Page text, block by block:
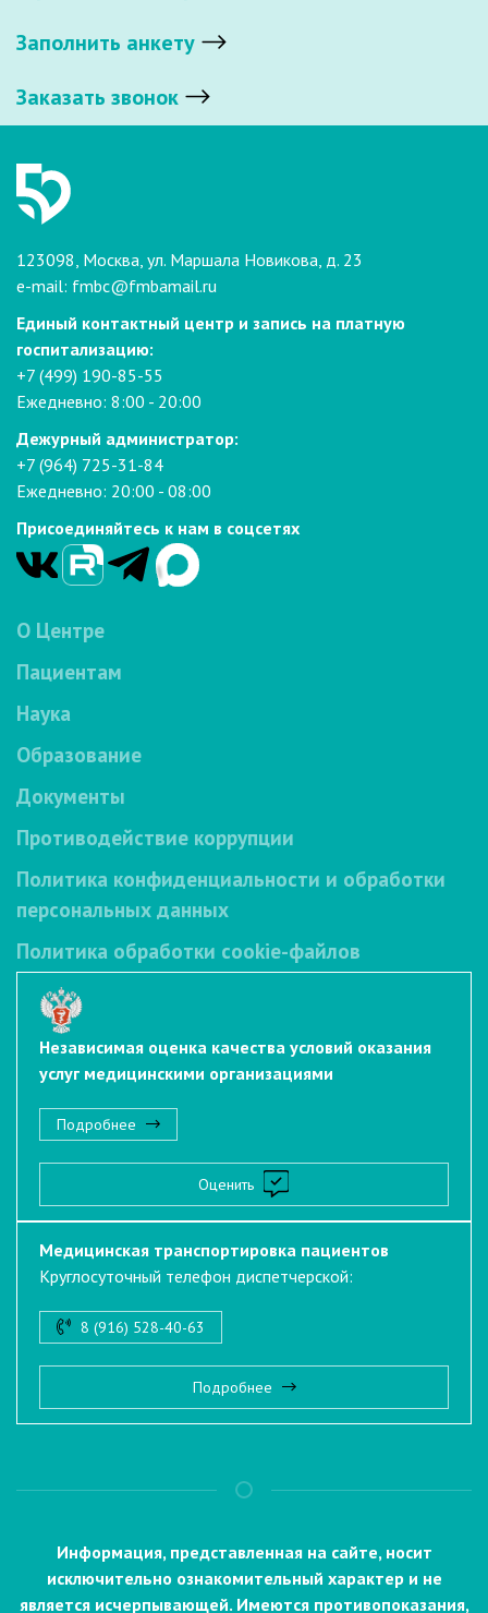
Заполнить анкету
Заказать звонок
123098, Москва, ул. Маршала Новикова, д. 23
e-mail: fmbc@fmbamail.ru
Единый контактный центр и запись на платную
госпитализацию:
+7 (499) 190-85-55
Ежедневно: 8:00 - 20:00
Дежурный администратор:
+7 (964) 725-31-84
Ежедневно: 20:00 - 08:00
Присоединяйтесь к нам в соцсетях
О Центре
Пациентам
Наука
Образование
Документы
Противодействие коррупции
Политика конфиденциальности и обработки
персональных данных
Политика обработки cookie-файлов
Независимая оценка качества условий оказания
услуг медицинскими организациями
Подробнее
Оценить
Медицинская транспортировка пациентов
Круглосуточный телефон диспетчерской:
8 (916) 528-40-63
Подробнее
Информация, представленная на сайте, носит
исключительно ознакомительный характер и не
является исчерпывающей. Имеются противопоказания,